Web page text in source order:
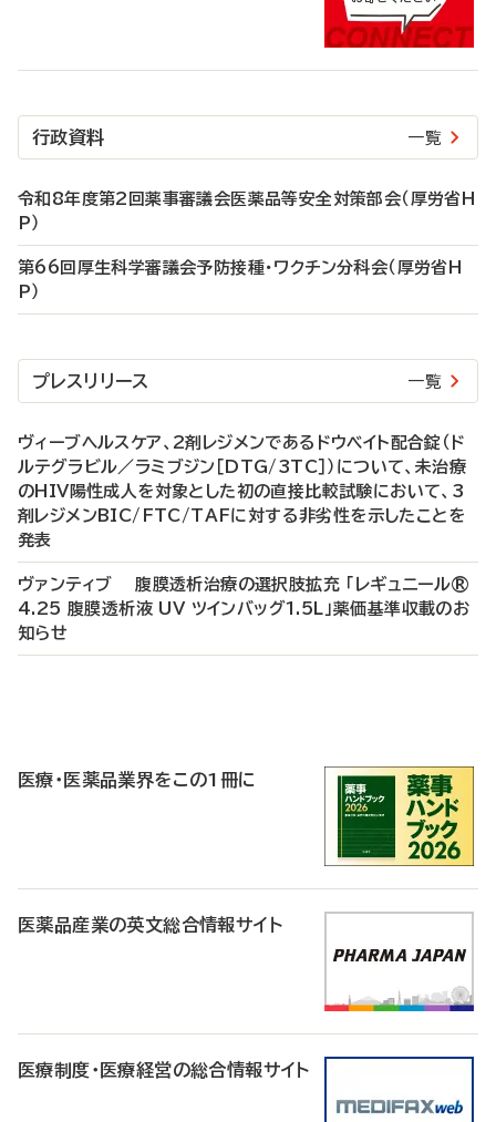
行政資料 一覧
令和8年度第2回薬事審議会医薬品等安全対策部会（厚労省H
P）
第66回厚生科学審議会予防接種・ワクチン分科会（厚労省H
P）
プレスリリース 一覧
ヴィーブヘルスケア、2剤レジメンであるドウベイト配合錠（ド
ルテグラビル／ラミブジン［DTG/3TC］）について、未治療
のHIV陽性成人を対象とした初の直接比較試験において、3
剤レジメンBIC/FTC/TAFに対する非劣性を示したことを
発表
ヴァンティブ 腹膜透析治療の選択肢拡充 「レギュニール®
4.25 腹膜透析液 UV ツインバッグ1.5L」薬価基準収載のお
知らせ
医療・医薬品業界をこの1冊に
医薬品産業の英文総合情報サイト
医療制度・医療経営の総合情報サイト